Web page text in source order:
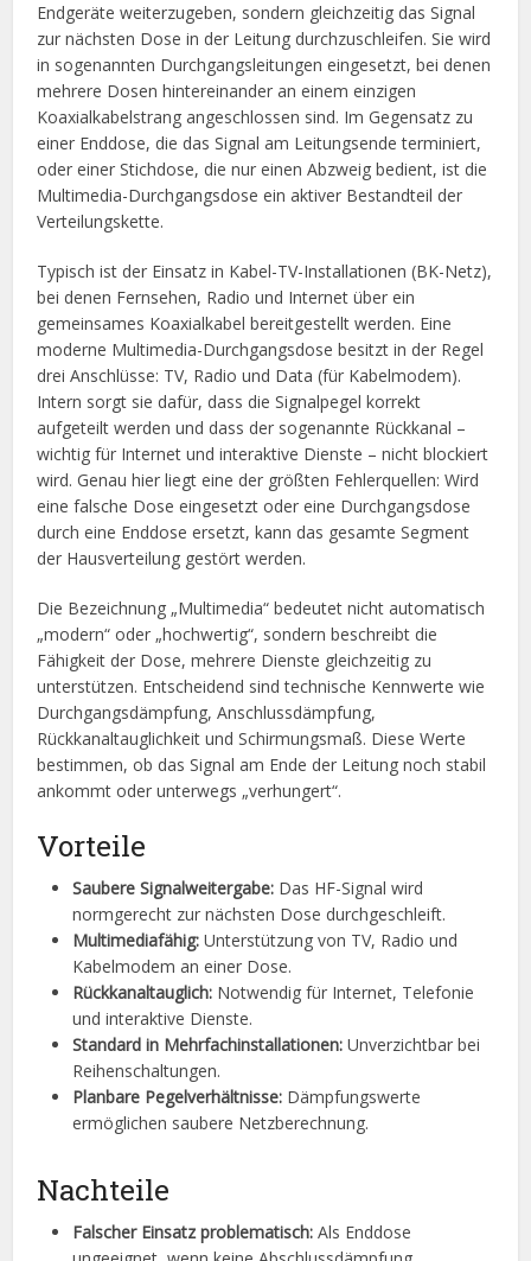
Endgeräte weiterzugeben, sondern gleichzeitig das Signal
zur nächsten Dose in der Leitung durchzuschleifen. Sie wird
in sogenannten Durchgangsleitungen eingesetzt, bei denen
mehrere Dosen hintereinander an einem einzigen
Koaxialkabelstrang angeschlossen sind. Im Gegensatz zu
einer Enddose, die das Signal am Leitungsende terminiert,
oder einer Stichdose, die nur einen Abzweig bedient, ist die
Multimedia-Durchgangsdose ein aktiver Bestandteil der
Verteilungskette.
Typisch ist der Einsatz in Kabel-TV-Installationen (BK-Netz),
bei denen Fernsehen, Radio und Internet über ein
gemeinsames Koaxialkabel bereitgestellt werden. Eine
moderne Multimedia-Durchgangsdose besitzt in der Regel
drei Anschlüsse: TV, Radio und Data (für Kabelmodem).
Intern sorgt sie dafür, dass die Signalpegel korrekt
aufgeteilt werden und dass der sogenannte Rückkanal –
wichtig für Internet und interaktive Dienste – nicht blockiert
wird. Genau hier liegt eine der größten Fehlerquellen: Wird
eine falsche Dose eingesetzt oder eine Durchgangsdose
durch eine Enddose ersetzt, kann das gesamte Segment
der Hausverteilung gestört werden.
Die Bezeichnung „Multimedia“ bedeutet nicht automatisch
„modern“ oder „hochwertig“, sondern beschreibt die
Fähigkeit der Dose, mehrere Dienste gleichzeitig zu
unterstützen. Entscheidend sind technische Kennwerte wie
Durchgangsdämpfung, Anschlussdämpfung,
Rückkanaltauglichkeit und Schirmungsmaß. Diese Werte
bestimmen, ob das Signal am Ende der Leitung noch stabil
ankommt oder unterwegs „verhungert“.
Vorteile
Saubere Signalweitergabe: Das HF-Signal wird
normgerecht zur nächsten Dose durchgeschleift.
Multimediafähig: Unterstützung von TV, Radio und
Kabelmodem an einer Dose.
Rückkanaltauglich: Notwendig für Internet, Telefonie
und interaktive Dienste.
Standard in Mehrfachinstallationen: Unverzichtbar bei
Reihenschaltungen.
Planbare Pegelverhältnisse: Dämpfungswerte
ermöglichen saubere Netzberechnung.
Nachteile
Falscher Einsatz problematisch: Als Enddose